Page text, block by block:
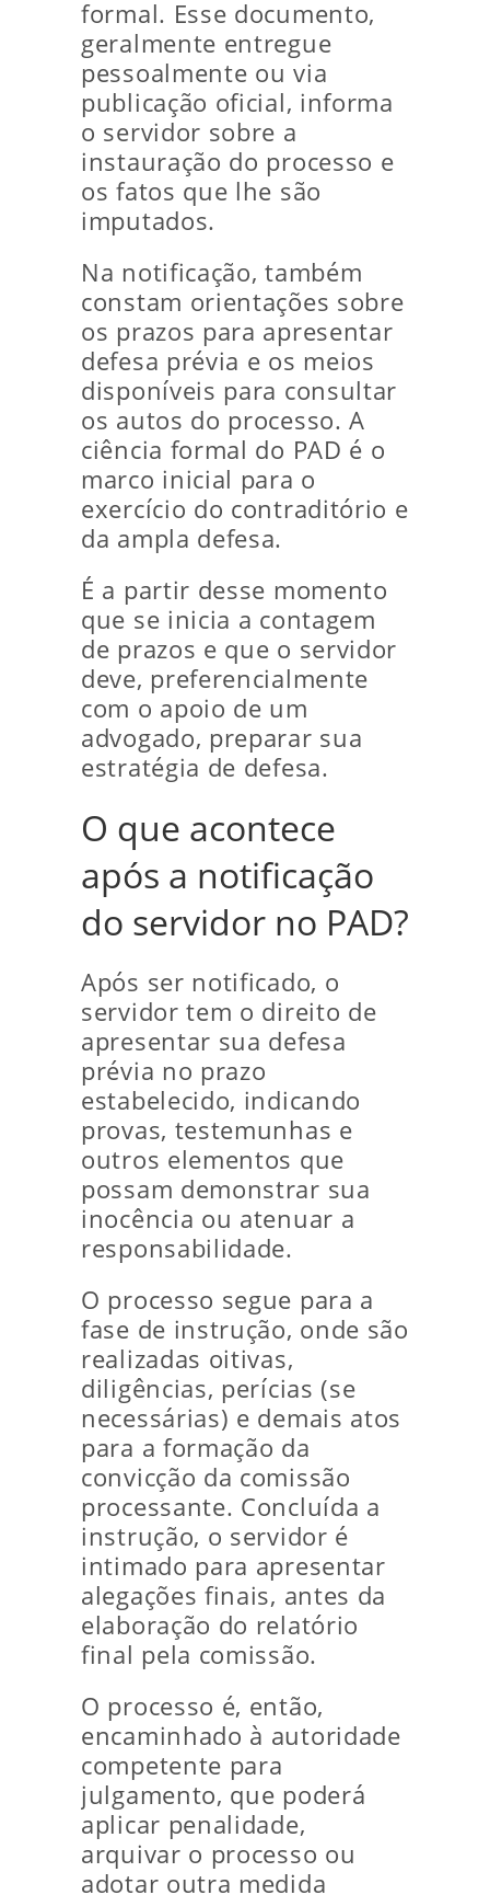
formal. Esse documento,
geralmente entregue
pessoalmente ou via
publicação oficial, informa
o servidor sobre a
instauração do processo e
os fatos que lhe são
imputados.
Na notificação, também
constam orientações sobre
os prazos para apresentar
defesa prévia e os meios
disponíveis para consultar
os autos do processo. A
ciência formal do PAD é o
marco inicial para o
exercício do contraditório e
da ampla defesa.
É a partir desse momento
que se inicia a contagem
de prazos e que o servidor
deve, preferencialmente
com o apoio de um
advogado, preparar sua
estratégia de defesa.
O que acontece
após a notificação
do servidor no PAD?
Após ser notificado, o
servidor tem o direito de
apresentar sua defesa
prévia no prazo
estabelecido, indicando
provas, testemunhas e
outros elementos que
possam demonstrar sua
inocência ou atenuar a
responsabilidade.
O processo segue para a
fase de instrução, onde são
realizadas oitivas,
diligências, perícias (se
necessárias) e demais atos
para a formação da
convicção da comissão
processante. Concluída a
instrução, o servidor é
intimado para apresentar
alegações finais, antes da
elaboração do relatório
final pela comissão.
O processo é, então,
encaminhado à autoridade
competente para
julgamento, que poderá
aplicar penalidade,
arquivar o processo ou
adotar outra medida